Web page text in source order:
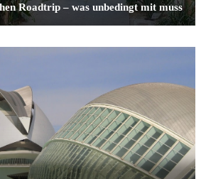
Roadtrip – was unbedingt mit muss